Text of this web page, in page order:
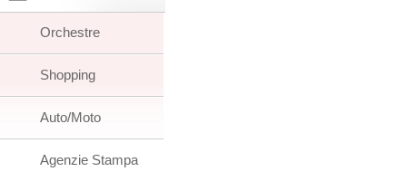
Orchestre
Shopping
Auto/Moto
Agenzie Stampa